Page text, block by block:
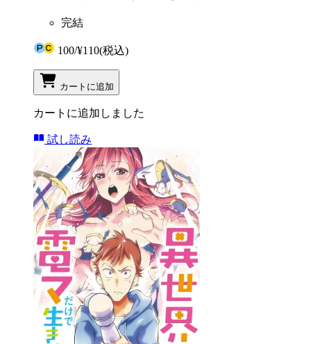
完結
100/¥110(税込)
カートに追加
カートに追加しました
試し読み